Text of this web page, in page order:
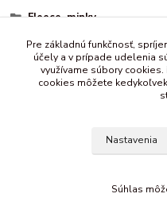
Fleece, minky
minky
jednofarebné
Pre základnú funkčnosť,
účely a v prípade udelenia
využívame súbory
cookies môžete
Nastavenia
Súhlas